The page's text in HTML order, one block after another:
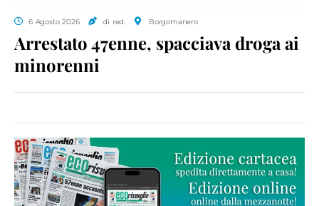
6 Agosto 2026 di red. Borgomanero
Arrestato 47enne, spacciava droga ai
minorenni